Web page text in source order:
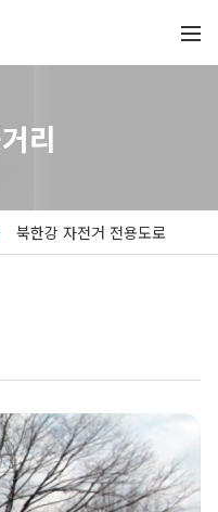
리
북한강 자전거 전용도로